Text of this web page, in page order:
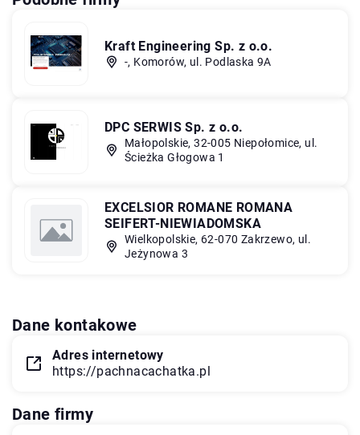
Kraft Engineering Sp. z o.o.
-, Komorów, ul. Podlaska 9A
DPC SERWIS Sp. z o.o.
Małopolskie, 32-005 Niepołomice, ul.
Ścieżka Głogowa 1
EXCELSIOR ROMANE ROMANA
SEIFERT-NIEWIADOMSKA
Wielkopolskie, 62-070 Zakrzewo, ul.
Jeżynowa 3
Dane kontakowe
Adres internetowy
https://pachnacachatka.pl
Dane firmy